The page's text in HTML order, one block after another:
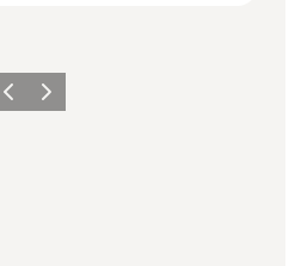
ZurückWeiter